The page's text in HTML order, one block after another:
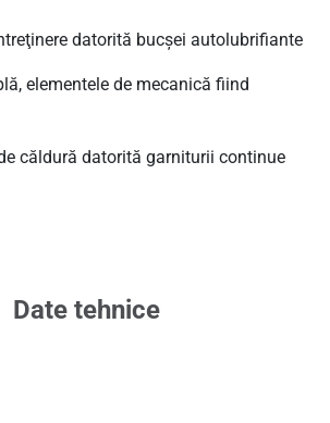
datorită bucşei autolubrifiante
elementele de mecanică fiind
căldură datorită garniturii continue
Date tehnice